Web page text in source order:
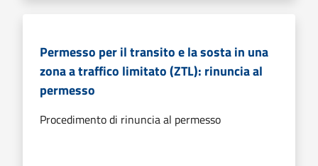
Permesso per il transito e la sosta in una
zona a traffico limitato (ZTL): rinuncia al
permesso
Procedimento di rinuncia al permesso